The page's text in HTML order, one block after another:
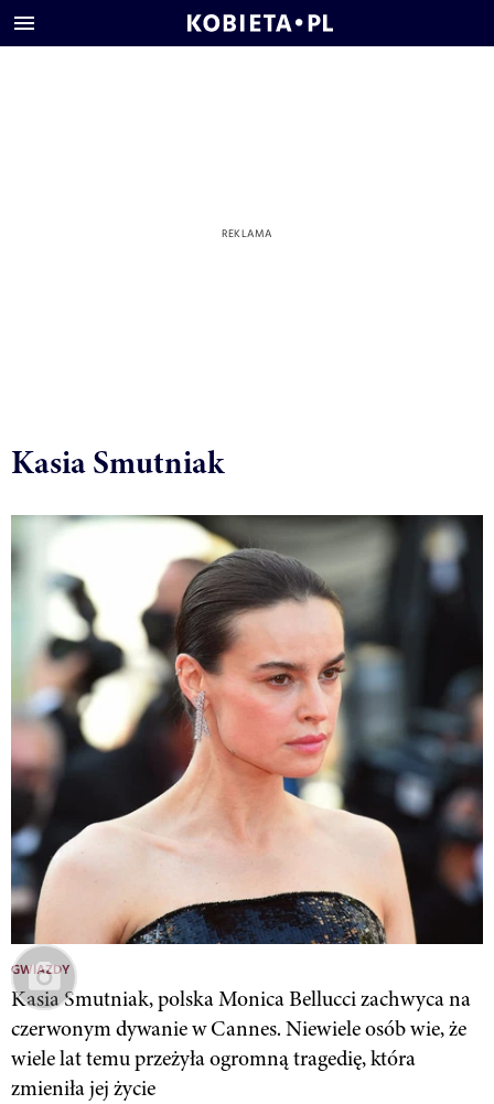
Kasia Smutniak
GWIAZDY
Kasia Smutniak, polska Monica Bellucci zachwyca na
czerwonym dywanie w Cannes. Niewiele osób wie, że
wiele lat temu przeżyła ogromną tragedię, która
zmieniła jej życie